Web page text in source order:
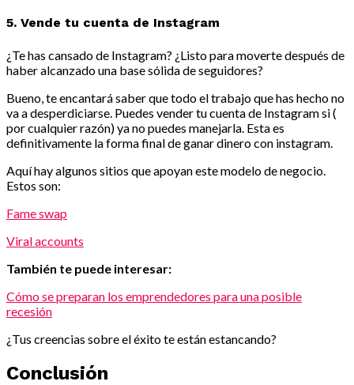
5. Vende tu cuenta de Instagram
¿Te has cansado de Instagram? ¿Listo para moverte después de
haber alcanzado una base sólida de seguidores?
Bueno, te encantará saber que todo el trabajo que has hecho no
va a desperdiciarse. Puedes vender tu cuenta de Instagram si (
por cualquier razón) ya no puedes manejarla. Esta es
definitivamente la forma final de ganar dinero con instagram.
Aquí hay algunos sitios que apoyan este modelo de negocio.
Estos son:
Fame swap
Viral accounts
También te puede interesar:
Cómo se preparan los emprendedores para una posible
recesión
¿Tus creencias sobre el éxito te están estancando?
Conclusión